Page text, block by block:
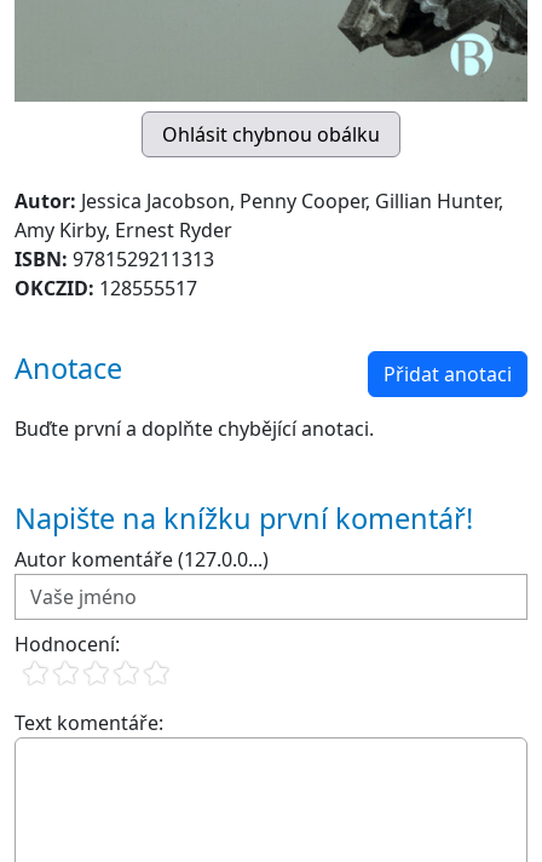
Autor: Jessica Jacobson, Penny Cooper, Gillian Hunter,
Amy Kirby, Ernest Ryder
ISBN: 9781529211313
OKCZID: 128555517
Anotace Přidat anotaci
Buďte první a doplňte chybějící anotaci.
Napište na knížku první komentář!
Autor komentáře (127.0.0...)
Hodnocení:
Text komentáře: